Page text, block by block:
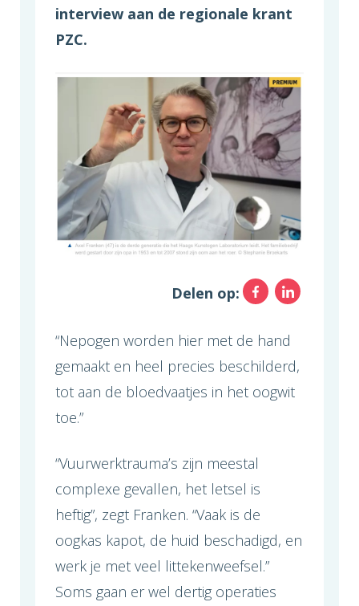
interview aan de regionale krant
PZC.
Delen op:
“Nepogen worden hier met de hand
gemaakt en heel precies beschilderd,
tot aan de bloedvaatjes in het oogwit
toe.”
“Vuurwerktrauma’s zijn meestal
complexe gevallen, het letsel is
heftig”, zegt Franken. “Vaak is de
oogkas kapot, de huid beschadigd, en
werk je met veel littekenweefsel.”
Soms gaan er wel dertig operaties